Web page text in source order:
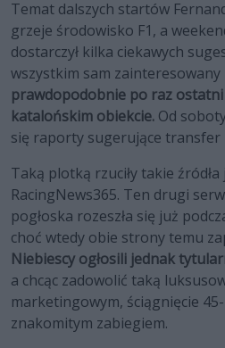
Temat dalszych startów
grzeje środowisko F1, a
dostarczył kilka ciekawych
wszystkim sam zainteresowany
prawdopodobnie po raz
katalońskim obiekcie. Od
się raporty sugerujące transfer
Taką plotką rzuciły takie
RacingNews365. Ten drugi
pogłoska rozeszła się już
choć wtedy obie strony temu
Niebiescy ogłosili jednak
a chcąc zadowolić taką
marketingowym, ściągnięcie
znakomitym zabiegiem.